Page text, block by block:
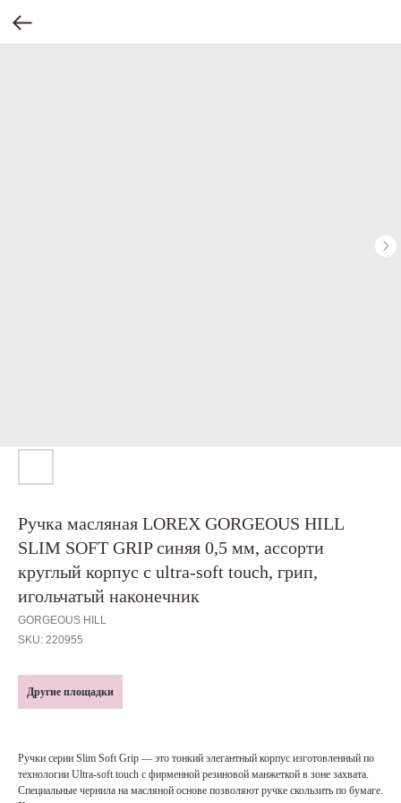
Ручка масляная LOREX GORGEOUS HILL
SLIM SOFT GRIP синяя 0,5 мм, ассорти
круглый корпус с ultra-soft touch, грип,
игольчатый наконечник
GORGEOUS HILL
SKU: 220955
Другие площадки
Ручки серии Slim Soft Grip — это тонкий элегантный корпус изготовленный по
технологии Ultra-soft touch с фирменной резиновой манжеткой в зоне захвата.
Специальные чернила на масляной основе позволяют ручке скользить по бумаге.